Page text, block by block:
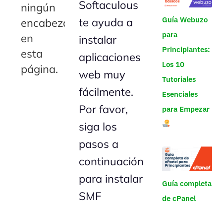
ningún
encabezado
en
esta
página.
Softaculous
te ayuda a
instalar
aplicaciones
web muy
fácilmente.
Por favor,
siga los
pasos a
continuación
para instalar
SMF
Guía Webuzo
para
Principiantes:
Los 10
Tutoriales
Esenciales
para Empezar
Guía completa
de cPanel